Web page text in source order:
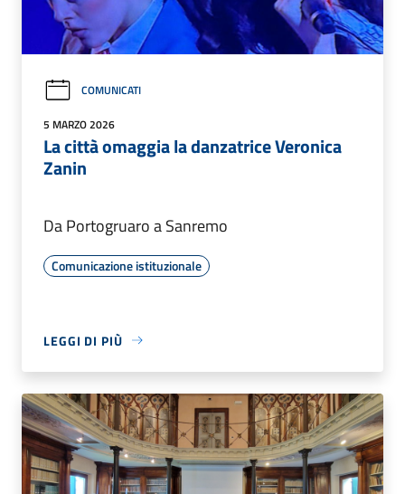
COMUNICATI
5 MARZO 2026
La città omaggia la danzatrice Veronica
Zanin
Da Portogruaro a Sanremo
Comunicazione istituzionale
LEGGI DI PIÙ